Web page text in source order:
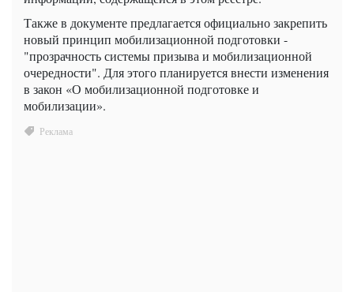
Также в документе предлагается официально закрепить
новый принцип мобилизационной подготовки -
"прозрачность системы призыва и мобилизационной
очередности". Для этого планируется внести изменения
в закон «О мобилизационной подготовке и
мобилизации».